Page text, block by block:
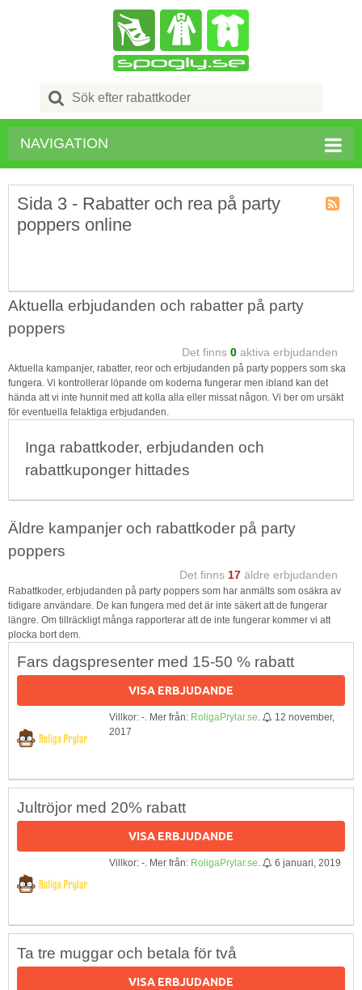
Search
for:
NAVIGATION
Sida 3 - Rabatter och rea på party
poppers online
Aktuella erbjudanden och rabatter på party
poppers
Det finns 0 aktiva erbjudanden
Aktuella kampanjer, rabatter, reor och erbjudanden på party poppers som ska
fungera. Vi kontrollerar löpande om koderna fungerar men ibland kan det
hända att vi inte hunnit med att kolla alla eller missat någon. Vi ber om ursäkt
för eventuella felaktiga erbjudanden.
Inga rabattkoder, erbjudanden och
rabattkuponger hittades
Äldre kampanjer och rabattkoder på party
poppers
Det finns 17 äldre erbjudanden
Rabattkoder, erbjudanden på party poppers som har anmälts som osäkra av
tidigare användare. De kan fungera med det är inte säkert att de fungerar
längre. Om tillräckligt många rapporterar att de inte fungerar kommer vi att
plocka bort dem.
Fars dagspresenter med 15-50 % rabatt
VISA ERBJUDANDE
Villkor: -. Mer från: RoligaPrylar.se
12 november,
2017
Jultröjor med 20% rabatt
VISA ERBJUDANDE
Villkor: -. Mer från: RoligaPrylar.se 6 januari, 2019
Ta tre muggar och betala för två
VISA ERBJUDANDE